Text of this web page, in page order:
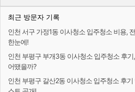
최근 방문자 기록
인천 서구 가정1동 이사청소 입주청소 비용,
한눈에!
인천 부평구 부개3동 이사청소 입주청소 후
어땠을까?
인천 부평구 갈산2동 이사청소 입주청소 후